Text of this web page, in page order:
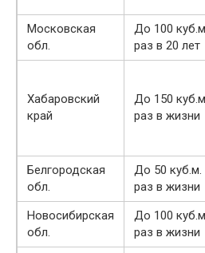
Московская
обл.
До 100 куб.м
раз в 20 лет
Хабаровский
край
До 150 куб.м
раз в жизни
Белгородская
обл.
До 50 куб.м.
раз в жизни
Новосибирская
обл.
До 100
раз в жизни